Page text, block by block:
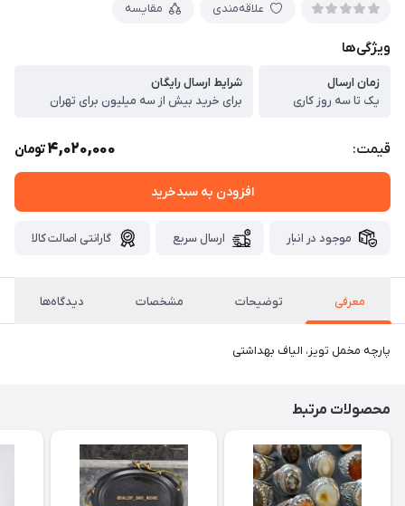
علاقه‌مندی مقایسه
ویژگی‌ها
زمان ارسال
یک تا سه روز کاری
شرایط ارسال رایگان
برای خرید بیش از سه میلیون برای تهران
قیمت: 4,020,000تومان
افزودن به سبدخرید
موجود در انبار ارسال سریع گارانتی اصالت کالا
معرفی توضیحات مشخصات دیدگاه‌ها
پارچه مخمل تویز، الیاف بهداشتی
محصولات مرتبط